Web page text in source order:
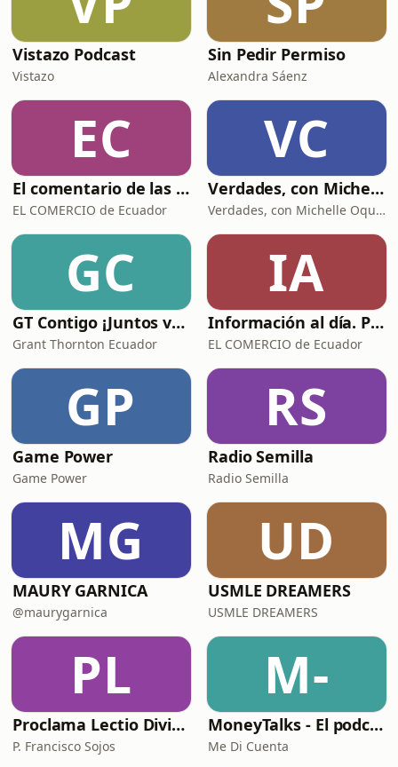
Vistazo Podcast
Vistazo
Sin Pedir Permiso
Alexandra Sáenz
EC
El comentario de las noticias de Lucas y Clara
EL COMERCIO de Ecuador
VC
Verdades, con Michelle Oquendo
Verdades, con Michelle Oquendo
GC
GT Contigo ¡Juntos vamos más allá! - Ecuador
Grant Thornton Ecuador
IA
Información al día. Podcast de EL COMERCIO
EL COMERCIO de Ecuador
GP
Game Power
Game Power
RS
Radio Semilla
Radio Semilla
MG
MAURY GARNICA
@maurygarnica
UD
USMLE DREAMERS
USMLE DREAMERS
PL
Proclama Lectio Divina
P. Francisco Sojos
M-
MoneyTalks - El podcast de Me Di Cuenta
Me Di Cuenta